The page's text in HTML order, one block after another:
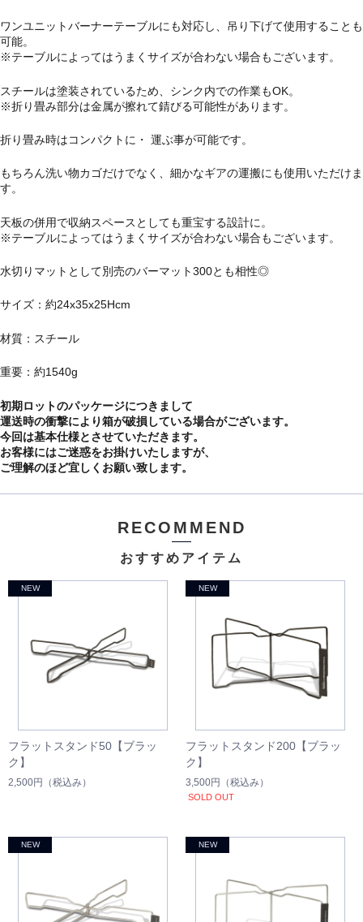
ワンユニットバーナーテーブルにも対応し、吊り下げて使用することも
可能。
※テーブルによってはうまくサイズが合わない場合もございます。
スチールは塗装されているため、シンク内での作業もOK。
※折り畳み部分は金属が擦れて錆びる可能性があります。
折り畳み時はコンパクトに・ 運ぶ事が可能です。
もちろん洗い物カゴだけでなく、細かなギアの運搬にも使用いただけま
す。
天板の併用で収納スペースとしても重宝する設計に。
※テーブルによってはうまくサイズが合わない場合もございます。
水切りマットとして別売のバーマット300とも相性◎
サイズ：約24x35x25Hcm
材質：スチール
重要：約1540g
初期ロットのパッケージにつきまして
運送時の衝撃により箱が破損している場合がございます。
今回は基本仕様とさせていただきます。
お客様にはご迷惑をお掛けいたしますが、
ご理解のほど宜しくお願い致します。
RECOMMEND
おすすめアイテム
フラットスタンド50【ブラッ
ク】
2,500円 （税込み）
フラットスタンド200【ブラッ
ク】
3,500円 （税込み）
SOLD OUT